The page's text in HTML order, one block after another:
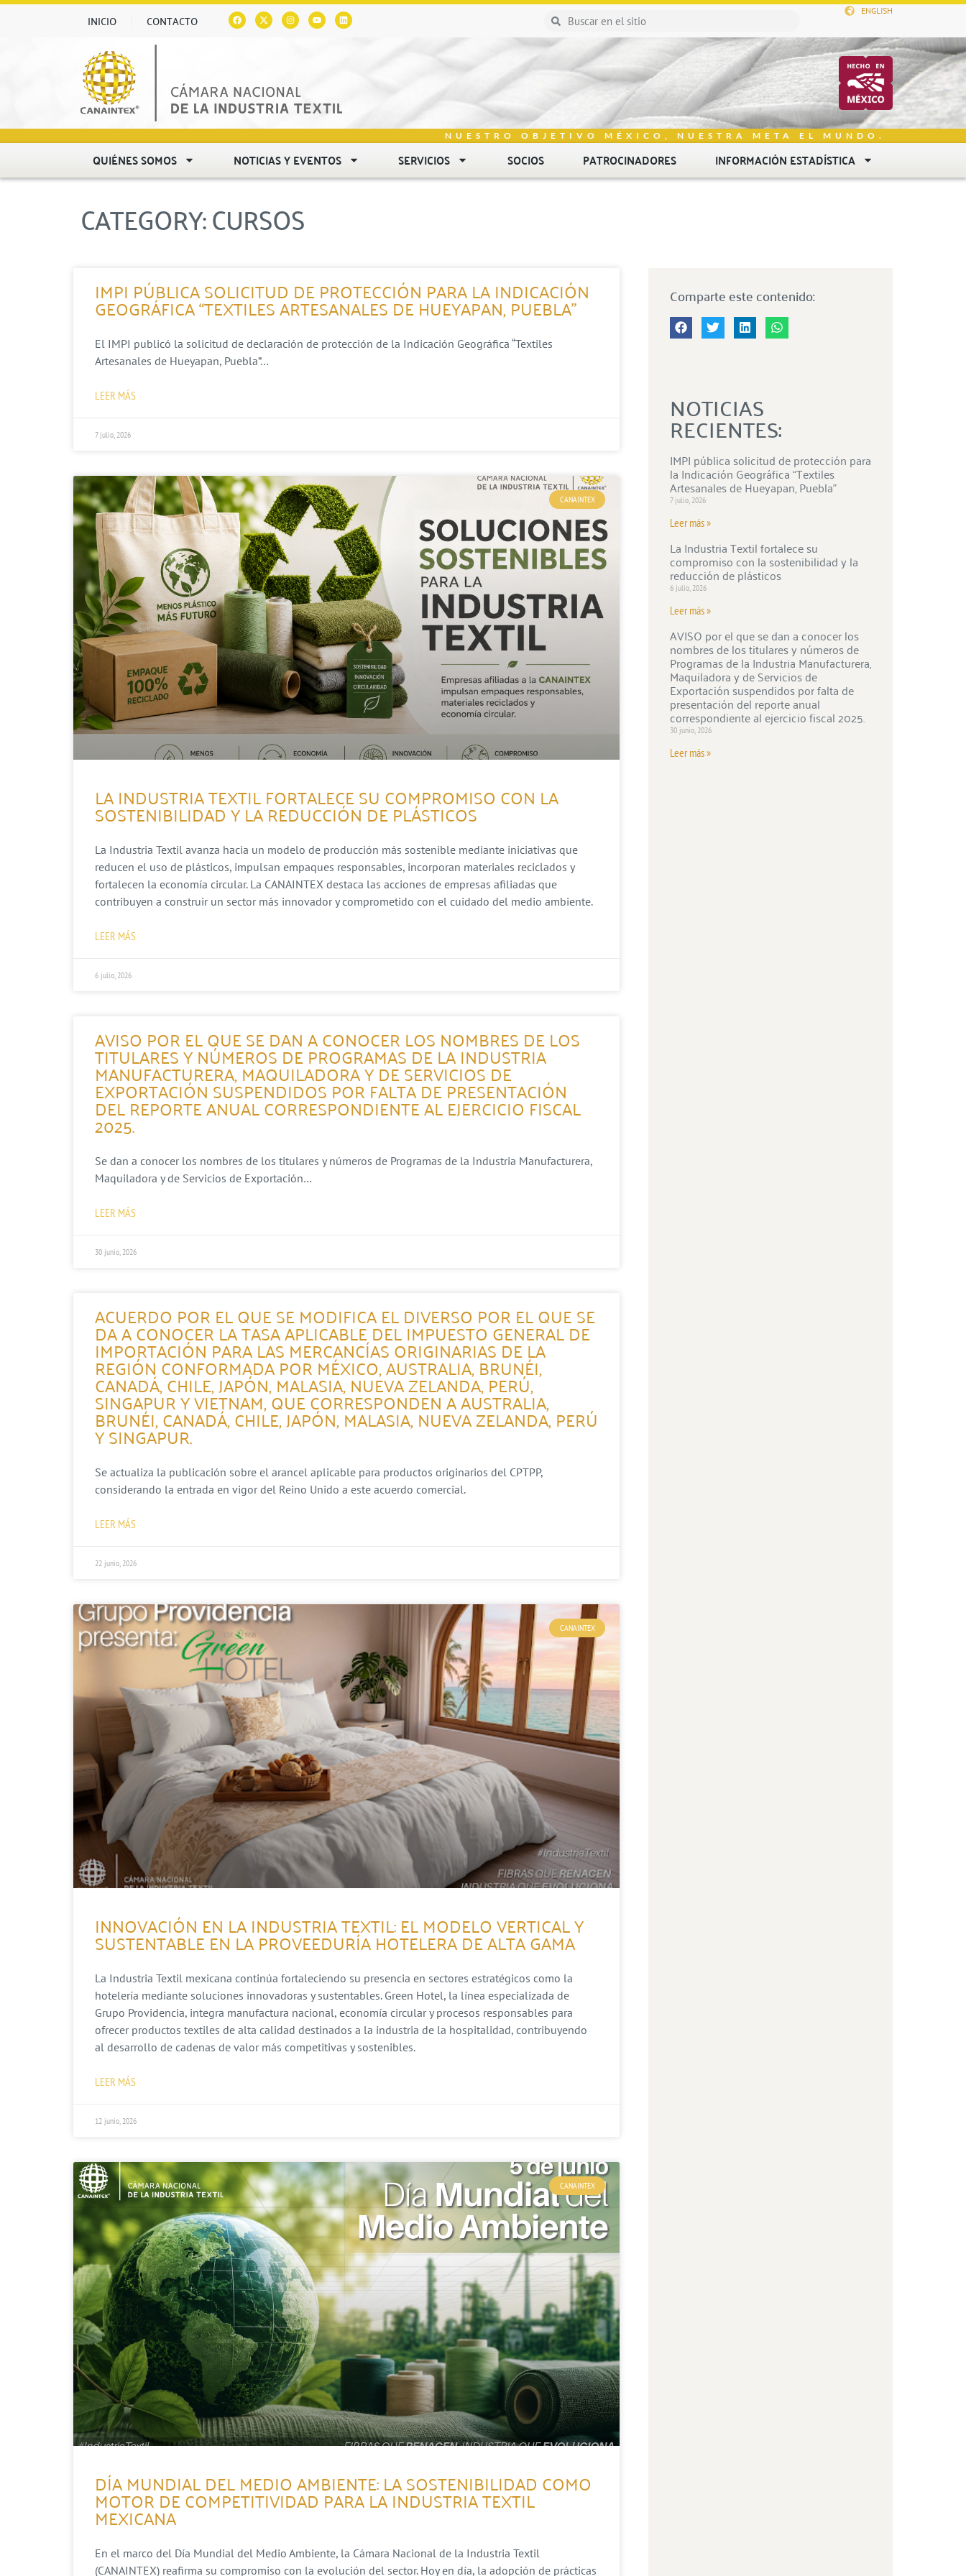
INICIO CONTACTO
ENGLISH
NUESTRO OBJETIVO MÉXICO, NUESTRA META EL MUNDO.
QUIÉNES SOMOS NOTICIAS Y EVENTOS SERVICIOS SOCIOS PATROCINADORES INFORMACIÓN ESTADÍSTICA
CATEGORY: CURSOS
IMPI PÚBLICA SOLICITUD DE PROTECCIÓN PARA LA INDICACIÓN
GEOGRÁFICA “TEXTILES ARTESANALES DE HUEYAPAN, PUEBLA”
El IMPI publicó la solicitud de declaración de protección de la Indicación Geográfica “Textiles
Artesanales de Hueyapan, Puebla”…
LEER MÁS
7 julio, 2026
CANAINTEX
LA INDUSTRIA TEXTIL FORTALECE SU COMPROMISO CON LA
SOSTENIBILIDAD Y LA REDUCCIÓN DE PLÁSTICOS
La Industria Textil avanza hacia un modelo de producción más sostenible mediante iniciativas que
reducen el uso de plásticos, impulsan empaques responsables, incorporan materiales reciclados y
fortalecen la economía circular. La CANAINTEX destaca las acciones de empresas afiliadas que
contribuyen a construir un sector más innovador y comprometido con el cuidado del medio ambiente.
LEER MÁS
6 julio, 2026
AVISO POR EL QUE SE DAN A CONOCER LOS NOMBRES DE LOS
TITULARES Y NÚMEROS DE PROGRAMAS DE LA INDUSTRIA
MANUFACTURERA, MAQUILADORA Y DE SERVICIOS DE
EXPORTACIÓN SUSPENDIDOS POR FALTA DE PRESENTACIÓN
DEL REPORTE ANUAL CORRESPONDIENTE AL EJERCICIO FISCAL
2025.
Se dan a conocer los nombres de los titulares y números de Programas de la Industria Manufacturera,
Maquiladora y de Servicios de Exportación…
LEER MÁS
30 junio, 2026
ACUERDO POR EL QUE SE MODIFICA EL DIVERSO POR EL QUE SE
DA A CONOCER LA TASA APLICABLE DEL IMPUESTO GENERAL DE
IMPORTACIÓN PARA LAS MERCANCÍAS ORIGINARIAS DE LA
REGIÓN CONFORMADA POR MÉXICO, AUSTRALIA, BRUNÉI,
CANADÁ, CHILE, JAPÓN, MALASIA, NUEVA ZELANDA, PERÚ,
SINGAPUR Y VIETNAM, QUE CORRESPONDEN A AUSTRALIA,
BRUNÉI, CANADÁ, CHILE, JAPÓN, MALASIA, NUEVA ZELANDA, PERÚ
Y SINGAPUR.
Se actualiza la publicación sobre el arancel aplicable para productos originarios del CPTPP,
considerando la entrada en vigor del Reino Unido a este acuerdo comercial.
LEER MÁS
22 junio, 2026
CANAINTEX
INNOVACIÓN EN LA INDUSTRIA TEXTIL: EL MODELO VERTICAL Y
SUSTENTABLE EN LA PROVEEDURÍA HOTELERA DE ALTA GAMA
La Industria Textil mexicana continúa fortaleciendo su presencia en sectores estratégicos como la
hotelería mediante soluciones innovadoras y sustentables. Green Hotel, la línea especializada de
Grupo Providencia, integra manufactura nacional, economía circular y procesos responsables para
ofrecer productos textiles de alta calidad destinados a la industria de la hospitalidad, contribuyendo
al desarrollo de cadenas de valor más competitivas y sostenibles.
LEER MÁS
12 junio, 2026
CANAINTEX
DÍA MUNDIAL DEL MEDIO AMBIENTE: LA SOSTENIBILIDAD COMO
MOTOR DE COMPETITIVIDAD PARA LA INDUSTRIA TEXTIL
MEXICANA
En el marco del Día Mundial del Medio Ambiente, la Cámara Nacional de la Industria Textil
(CANAINTEX) reafirma su compromiso con la evolución del sector. Hoy en día, la adopción de prácticas
Comparte este contenido:
NOTICIAS
RECIENTES:
IMPI pública solicitud de protección para
la Indicación Geográfica “Textiles
Artesanales de Hueyapan, Puebla”
7 julio, 2026
Leer más »
La Industria Textil fortalece su
compromiso con la sostenibilidad y la
reducción de plásticos
6 julio, 2026
Leer más »
AVISO por el que se dan a conocer los
nombres de los titulares y números de
Programas de la Industria Manufacturera,
Maquiladora y de Servicios de
Exportación suspendidos por falta de
presentación del reporte anual
correspondiente al ejercicio fiscal 2025.
30 junio, 2026
Leer más »